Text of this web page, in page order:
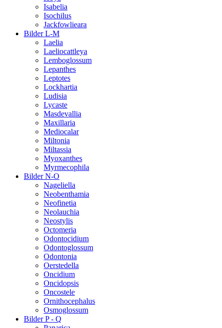
Isabelia
Isochilus
Jackfowlieara
Bilder L-M
Laelia
Laeliocattleya
Lemboglossum
Lepanthes
Leptotes
Lockhartia
Ludisia
Lycaste
Masdevallia
Maxillaria
Mediocalar
Miltonia
Miltassia
Myoxanthes
Myrmecophila
Bilder N-O
Nageliella
Neobenthamia
Neofinetia
Neolauchia
Neostylis
Octomeria
Odontocidium
Odontoglossum
Odontonia
Oerstedella
Oncidium
Oncidopsis
Oncostele
Ornithocephalus
Osmoglossum
Bilder P - Q